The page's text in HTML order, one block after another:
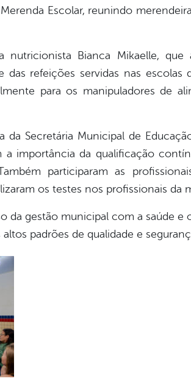
Escolar, reunindo
nutricionista Bianca Mikaelle, que
das refeições servidas nas
para os manipuladores de
da Secretária Municipal de
a importância da qualificação
participaram as
os testes nos profissionais da
da gestão municipal com a saúde e
padrões de qualidade e